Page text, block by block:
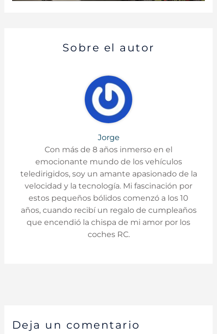
Sobre el autor
Jorge
Con más de 8 años inmerso en el
emocionante mundo de los vehículos
teledirigidos, soy un amante apasionado de la
velocidad y la tecnología. Mi fascinación por
estos pequeños bólidos comenzó a los 10
años, cuando recibí un regalo de cumpleaños
que encendió la chispa de mi amor por los
coches RC.
Deja un comentario